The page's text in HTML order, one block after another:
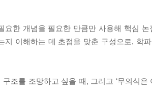
한 개념을 필요한 만큼만 사용해 핵심
이해하는 데 초점을 맞춘 구성으로, 학
조를 조망하고 싶을 때, 그리고 ‘무의식은